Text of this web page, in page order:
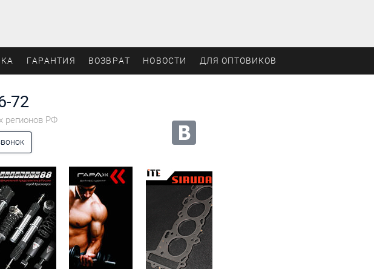
ГАРАНТИЯ ВОЗВРАТ НОВОСТИ ДЛЯ ОПТОВИКОВ
72
регионов РФ